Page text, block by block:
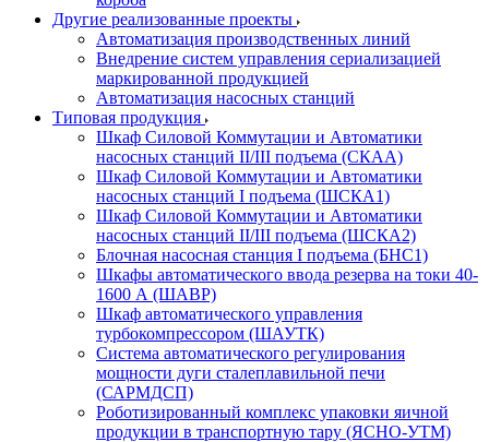
Другие реализованные проекты
Автоматизация производственных линий
Внедрение систем управления сериализацией
маркированной продукцией
Автоматизация насосных станций
Типовая продукция
Шкаф Силовой Коммутации и Автоматики
насосных станций II/III подъема (СКАА)
Шкаф Силовой Коммутации и Автоматики
насосных станций I подъема (ШСКА1)
Шкаф Силовой Коммутации и Автоматики
насосных станций II/III подъема (ШСКА2)
Блочная насосная станция I подъема (БНС1)
Шкафы автоматического ввода резерва на токи 40-
1600 А (ШАВР)
Шкаф автоматического управления
турбокомпрессором (ШАУТК)
Система автоматического регулирования
мощности дуги сталеплавильной печи
(САРМДСП)
Роботизированный комплекс упаковки яичной
продукции в транспортную тару (ЯСНО-УТМ)